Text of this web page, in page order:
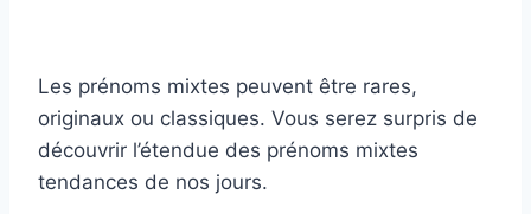
Les prénoms mixtes peuvent être rares,
originaux ou classiques. Vous serez surpris de
découvrir l’étendue des prénoms mixtes
tendances de nos jours.